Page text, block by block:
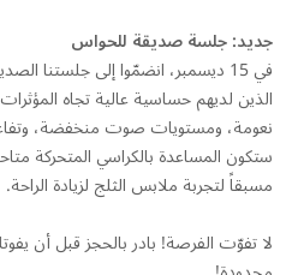
جديد: جلسة صديقة للحواس
في 15 ديسمبر، انضمّوا إلى
الذين لديهم حساسية عالية تجاه
نعومة، ومستويات صوت منخفضة،
ستكون المساعدة بالكراسي المتحركة
مسبقاً لتجربة ملابس الثلج لزيادة الراحة.
لا تفوّت الفرصة! بادر بالحجز قبل أن